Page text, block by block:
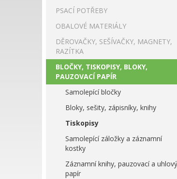
PSACÍ POTŘEBY
OBALOVÉ MATERIÁLY
DĚROVAČKY, SEŠÍVAČKY, MAGNETY,
RAZÍTKA
BLOČKY, TISKOPISY, BLOKY,
PAUZOVACÍ PAPÍR
Samolepící bločky
Bloky, sešity, zápisníky, knihy
Tiskopisy
Samolepící záložky a záznamní
kostky
Záznamní knihy, pauzovací a uhlový
papír